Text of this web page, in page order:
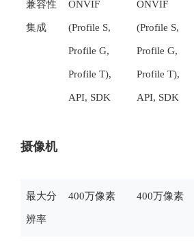
兼容性
集成
ONVIF
(Profile S,
Profile G,
Profile T),
API, SDK
ONVIF
(Profile S,
Profile G,
Profile T),
API, SDK
摄像机
最大分
辨率
400万像素 400万像素